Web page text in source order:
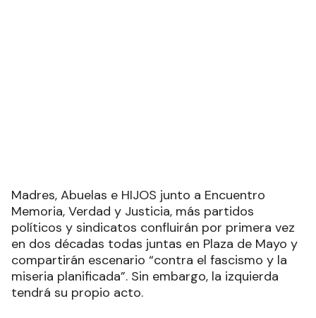
Madres, Abuelas e HIJOS junto a Encuentro
Memoria, Verdad y Justicia, más partidos
políticos y sindicatos confluirán por primera vez
en dos décadas todas juntas en Plaza de Mayo y
compartirán escenario “contra el fascismo y la
miseria planificada”. Sin embargo, la izquierda
tendrá su propio acto.